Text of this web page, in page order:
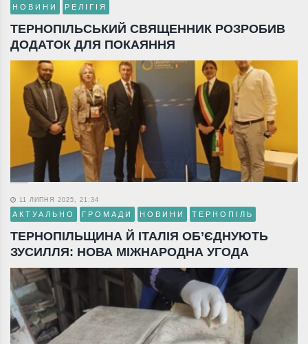
НОВИНИ РЕЛІГІЯ
ТЕРНОПІЛЬСЬКИЙ СВЯЩЕННИК РОЗРОБИВ
ДОДАТОК ДЛЯ ПОКАЯННЯ
11 ЛИПНЯ 2025, 21:34
АКТУАЛЬНО ГРОМАДИ НОВИНИ ТЕРНОПІЛЬ
ТЕРНОПІЛЬЩИНА Й ІТАЛІЯ ОБ’ЄДНУЮТЬ
ЗУСИЛЛЯ: НОВА МІЖНАРОДНА УГОДА